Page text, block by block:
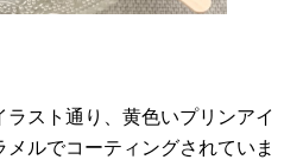
スト通り、黄色いプリンアイ
ルでコーティングされていま